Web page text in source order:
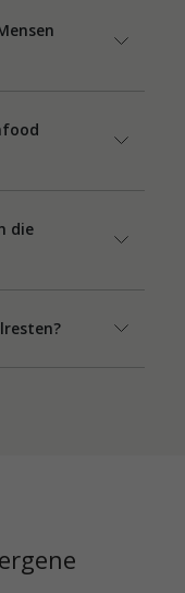
die